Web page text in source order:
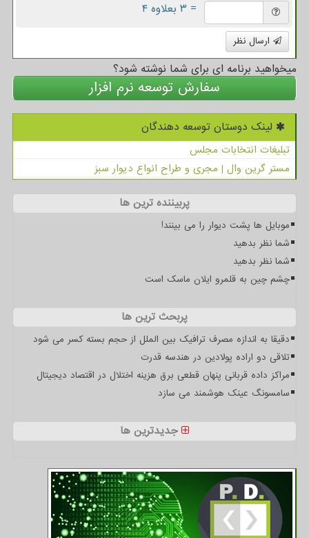
= ۳ بعلاوه ۴
ارسال نظر
میخواهید برنامه ای برای شما نوشته شود؟
سفارش توسعه نرم افزار
لینک دوستان توسعه دهندگان
تبلیغات انتخابات مجلس
مستر گرین وال | مجری و طراح انواع دیوار سبز
پربیننده ترین ها
موبایل ها پشت دیوار را می بینند!
شما نظر بدهید
شما نظر بدهید
چشم چین به قلمرو ایلان ماسک است
پربحث ترین ها
دقیقا به اندازه مصرف ترافیک بین الملل از حجم بسته کسر می شود
تلاقی دو اراده پولادین در هندسه قدرت
مراکز داده قربانی پنهان قطعی برق هزینه اختلال در اقتصاد دیجیتال
سامسونگ عینک هوشمند می سازد
جدیدترین ها